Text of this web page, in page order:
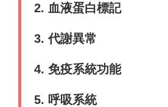
2. 血液蛋白標記
3. 代謝異常
4. 免疫系統功能
5. 呼吸系統